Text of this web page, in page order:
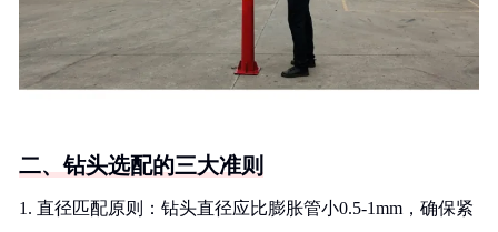
二、钻头选配的三大准则
1. 直径匹配原则：钻头直径应比膨胀管小0.5-1mm，确保紧